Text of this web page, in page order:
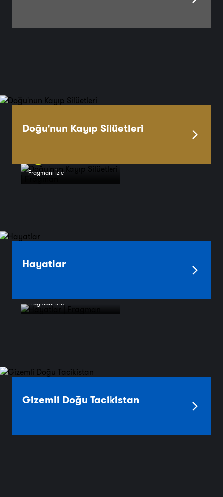
Doğu'nun Kayıp Silüetleri
Fragmanı İzle
Hayatlar
Fragmanı İzle
Gizemli Doğu Tacikistan